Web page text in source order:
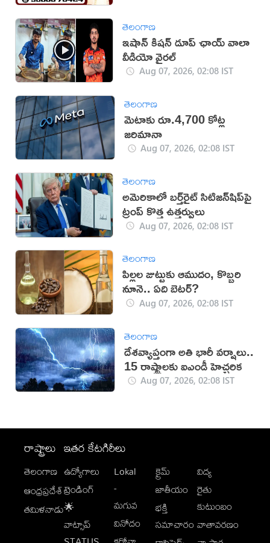
తెలంగాణ
ఇషాన్ కిషన్ డూప్ ఛాయ్ వాలా
వీడియో వైరల్
Aug 07, 2026, 02:08 IST
తెలంగాణ
మెటాకు రూ.4,700 కోట్ల
జరిమానా
Aug 07, 2026, 02:08 IST
తెలంగాణ
అమెరికాలో బర్త్‌రైట్ సిటిజన్‌షిప్‌పై
ట్రంప్ కొత్త ఉత్తర్వులు
Aug 07, 2026, 02:08 IST
తెలంగాణ
పిల్లల జుట్టుకు ఆముదం, కొబ్బరి
నూనె.. ఏది బెటర్?
Aug 07, 2026, 02:08 IST
తెలంగాణ
దేశవ్యాప్తంగా అతి భారీ వర్షాలు..
15 రాష్ట్రాలకు ఐఎండీ హెచ్చరిక
Aug 07, 2026, 02:08 IST
రాష్ట్రాలు
తెలంగాణ
ఆంధ్రప్రదేశ్
తమిళనాడు
ఇతర కేటగిరీలు
ఉద్యోగాలు
ట్రెండింగ్
🌟
వాట్సాప్
Lokal
-
మగువ
వినోదం
క్రైమ్
జాతీయం
భక్తి
సమాచారం
విద్య
రైతు
కుటుంబం
వాతావరణం